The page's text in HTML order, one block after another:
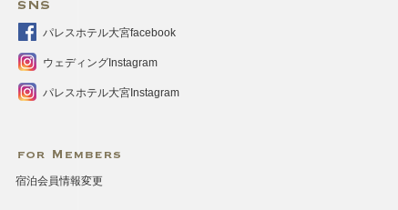
パレスホテル大宮facebook
ウェディングInstagram
パレスホテル大宮Instagram
宿泊会員情報変更